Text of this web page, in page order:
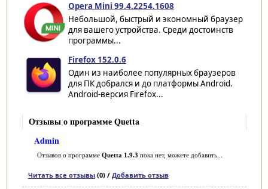
Opera Mini 99.4.2254.1608
Небольшой, быстрый и экономный браузер
для вашего устройства. Среди достоинств
программы...
Firefox 152.0.6
Один из наиболее популярных браузеров
для ПК добрался и до платформы Android.
Android-версия Firefox...
Отзывы о программе Quetta
Admin
Отзывов о программе Quetta 1.9.3 пока нет, можете добавить...
Читать все отзывы(0) / Добавить отзыв